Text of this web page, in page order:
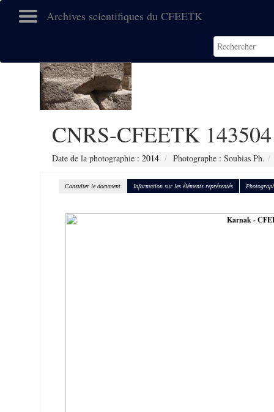
Archives scientifiques du CFEETK
CNRS-CFEETK 143504
Date de la photographie : 2014 Photographe : Soubias Ph.
Consulter le document Information sur les éléments représentés